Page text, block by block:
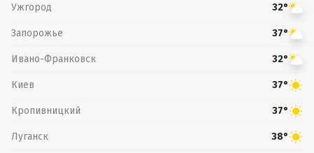
Ужгород 32°
Запорожье 37°
Ивано-Франковск 32°
Киев 37°
Кропивницкий 37°
Луганск 38°